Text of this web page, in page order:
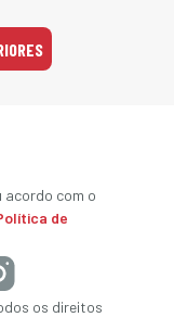
acordo com o
de
os direitos